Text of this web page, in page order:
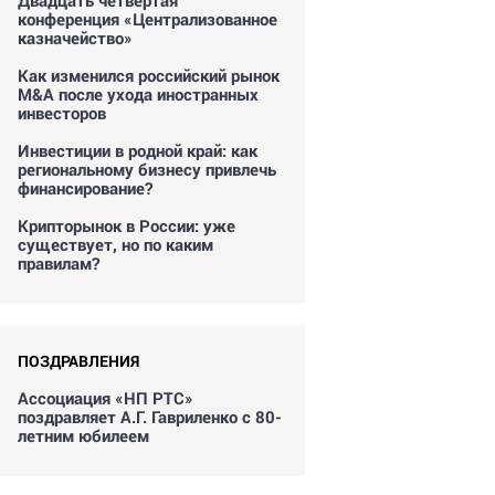
конференция «Централизованное
казначейство»
Как изменился российский рынок
M&A после ухода иностранных
инвесторов
Инвестиции в родной край: как
региональному бизнесу привлечь
финансирование?
Крипторынок в России: уже
существует, но по каким
правилам?
ПОЗДРАВЛЕНИЯ
Ассоциация «НП РТС»
поздравляет А.Г. Гавриленко с 80-
летним юбилеем